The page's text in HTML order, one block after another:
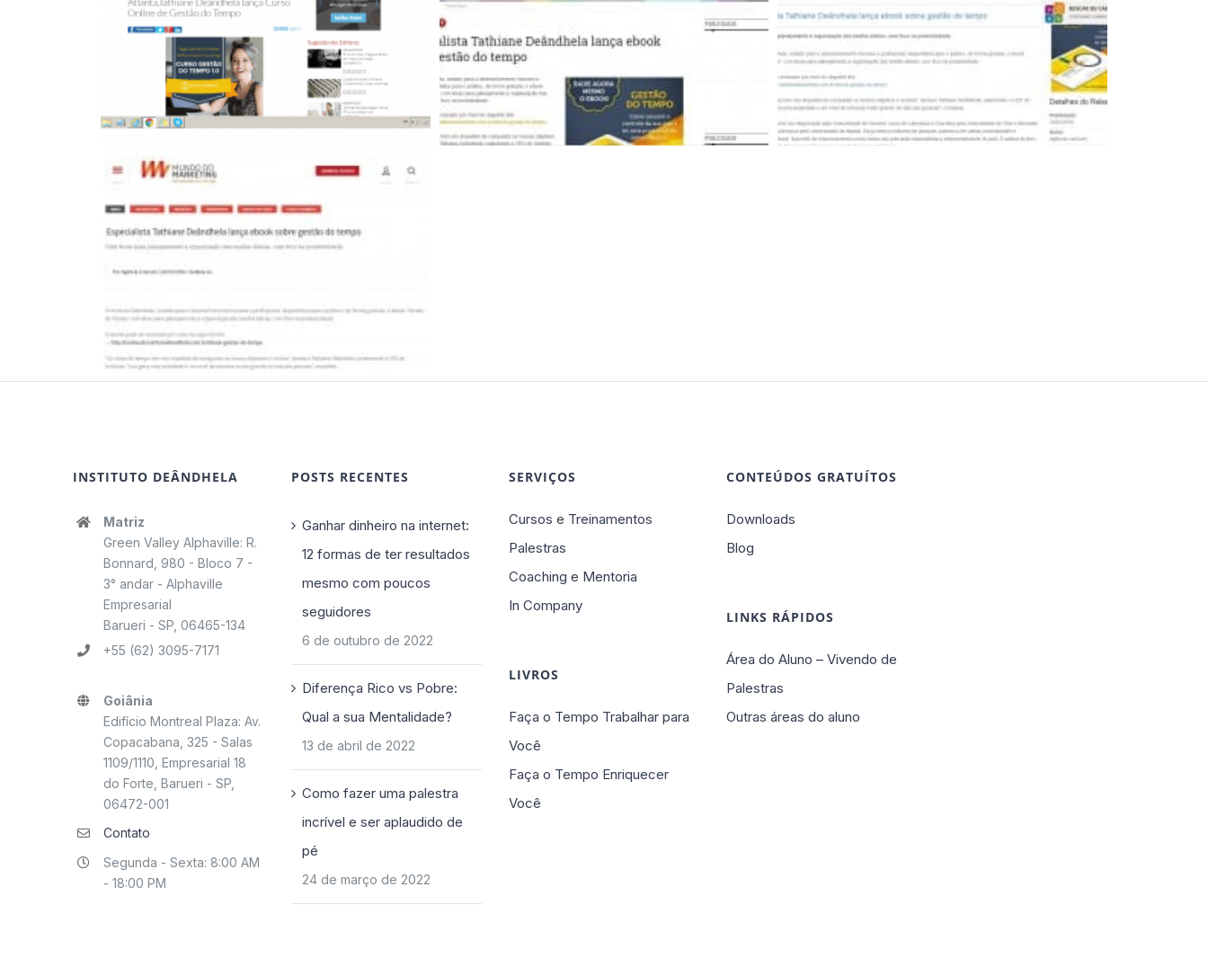
INSTITUTO DEÂNDHELA
Matriz
Green Valley Alphaville: R.
Bonnard, 980 - Bloco 7 -
3° andar - Alphaville
Empresarial
Barueri - SP, 06465-134
+55 (62) 3095-7171
Goiânia
Edifício Montreal Plaza: Av.
Copacabana, 325 - Salas
1109/1110, Empresarial 18
do Forte, Barueri - SP,
06472-001
Contato
Segunda - Sexta: 8:00 AM
- 18:00 PM
POSTS RECENTES
Ganhar dinheiro na internet:
12 formas de ter resultados
mesmo com poucos
seguidores
6 de outubro de 2022
Diferença Rico vs Pobre:
Qual a sua Mentalidade?
13 de abril de 2022
Como fazer uma palestra
incrível e ser aplaudido de
pé
24 de março de 2022
SERVIÇOS
Cursos e Treinamentos
Palestras
Coaching e Mentoria
In Company
LIVROS
Faça o Tempo Trabalhar para
Você
Faça o Tempo Enriquecer
Você
CONTEÚDOS GRATUÍTOS
Downloads
Blog
LINKS RÁPIDOS
Área do Aluno – Vivendo de
Palestras
Outras áreas do aluno